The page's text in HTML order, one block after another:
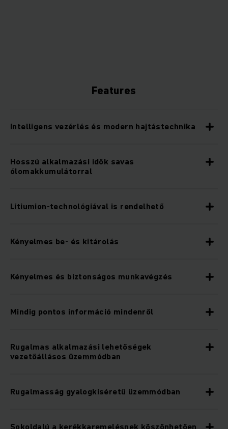
Features
Intelligens vezérlés és modern hajtástechnika
Hosszú alkalmazási idők savas
ólomakkumulátorral
Lítiumion-technológiával is rendelhető
Kényelmes be- és kitárolás
Kényelmes és biztonságos munkavégzés
Mindig pontos információ mindenről
Rugalmas alkalmazási lehetőségek
vezetőállásos üzemmódban
Rugalmasság gyalogkíséretű üzemmódban
Sokoldalú a kerékkaremelésnek köszönhetően